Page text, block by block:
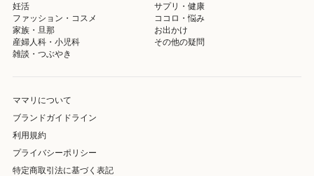
妊活
サプリ・健康
ファッション・コスメ
ココロ・悩み
家族・旦那
お出かけ
産婦人科・小児科
その他の疑問
雑談・つぶやき
ママリについて
ブランドガイドライン
利用規約
プライバシーポリシー
特定商取引法に基づく表記